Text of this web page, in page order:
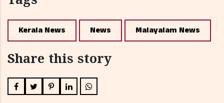
Kerala News News Malayalam News
Share this story